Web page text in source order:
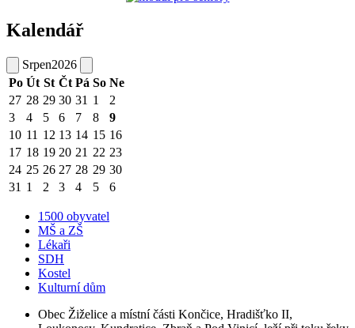
Kalendář
Srpen2026
Po Út St Čt Pá So Ne
27 28 29 30 31 1
2
3
4 5 6 7 8
9
10 11 12 13 14 15 16
17 18 19 20 21 22 23
24 25 26 27 28 29 30
31 1 2 3 4 5 6
1500 obyvatel
MŠ a ZŠ
Lékaři
SDH
Kostel
Kulturní dům
Obec Žiželice a místní části Končice, Hradišťko II,